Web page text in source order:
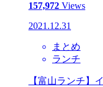
157,972 Views
2021.12.31
まとめ
ランチ
【富山ランチ】